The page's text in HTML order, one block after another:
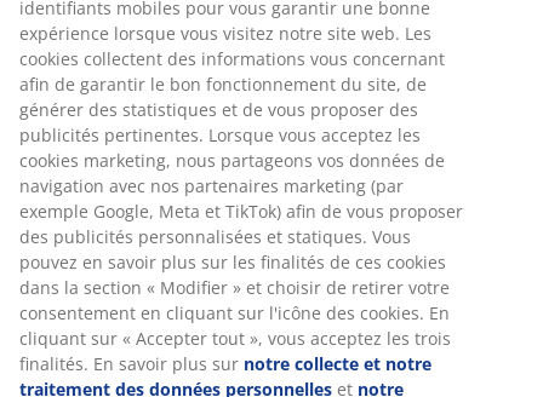
Numéro d’article: 7339702
Spécifications
Avis
(13)
À propos de la marque
identifiants mobiles pour vous garantir une bonne
expérience lorsque vous visitez notre site web. Les
cookies collectent des informations vous concernant
afin de garantir le bon fonctionnement du site, de
générer des statistiques et de vous proposer des
publicités pertinentes. Lorsque vous acceptez les
cookies marketing, nous partageons vos données de
navigation avec nos partenaires marketing (par
exemple Google, Meta et TikTok) afin de vous proposer
des publicités personnalisées et statiques. Vous
pouvez en savoir plus sur les finalités de ces cookies
dans la section « Modifier » et choisir de retirer votre
consentement en cliquant sur l'icône des cookies. En
cliquant sur « Accepter tout », vous acceptez les trois
finalités. En savoir plus sur notre collecte et notre
traitement des données personnelles et notre